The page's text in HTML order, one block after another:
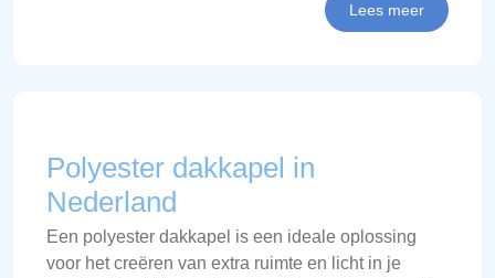
Lees meer
Polyester dakkapel in
Nederland
Een polyester dakkapel is een ideale oplossing
voor het creëren van extra ruimte en licht in je